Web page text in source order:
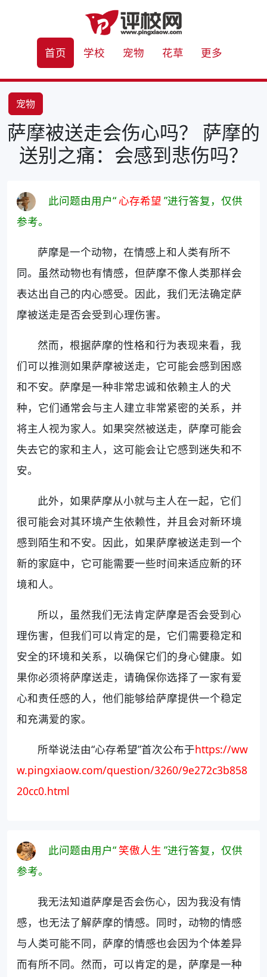
首页 学校 宠物 花草 更多
宠物
萨摩被送走会伤心吗？ 萨摩的
送别之痛：会感到悲伤吗？
此问题由用户“ 心存希望 ”进行答复，仅供
参考。
萨摩是一个动物，在情感上和人类有所不
同。虽然动物也有情感，但萨摩不像人类那样会
表达出自己的内心感受。因此，我们无法确定萨
摩被送走是否会受到心理伤害。
然而，根据萨摩的性格和行为表现来看，我
们可以推测如果萨摩被送走，它可能会感到困惑
和不安。萨摩是一种非常忠诚和依赖主人的犬
种，它们通常会与主人建立非常紧密的关系，并
将主人视为家人。如果突然被送走，萨摩可能会
失去它的家和主人，这可能会让它感到迷失和不
安。
此外，如果萨摩从小就与主人在一起，它们
很可能会对其环境产生依赖性，并且会对新环境
感到陌生和不安。因此，如果萨摩被送走到一个
新的家庭中，它可能需要一些时间来适应新的环
境和人。
所以，虽然我们无法肯定萨摩是否会受到心
理伤害，但我们可以肯定的是，它们需要稳定和
安全的环境和关系，以确保它们的身心健康。如
果你必须将萨摩送走，请确保你选择了一家有爱
心和责任感的人，他们能够给萨摩提供一个稳定
和充满爱的家。
所举说法由“心存希望”首次公布于https://ww
w.pingxiaow.com/question/3260/9e272c3b858
20cc0.html
此问题由用户“ 笑傲人生 ”进行答复，仅供
参考。
我无法知道萨摩是否会伤心，因为我没有情
感，也无法了解萨摩的情感。同时，动物的情感
与人类可能不同，萨摩的情感也会因为个体差异
而有所不同。然而，可以肯定的是，萨摩是一种